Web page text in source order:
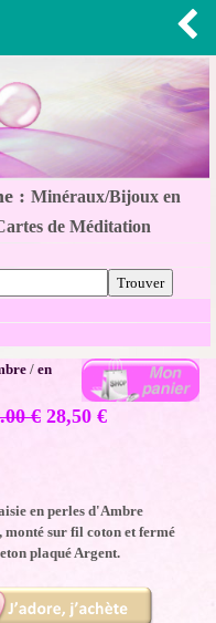
: Minéraux/Bijoux en
de Méditation
/ en
€ 28,50 €
en perles d'Ambre
sur fil coton et fermé
plaqué Argent.